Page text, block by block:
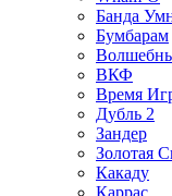
Банда
Бумбарам
ВКФ
Время
Дубль 2
Зандер
Золотая
Какаду